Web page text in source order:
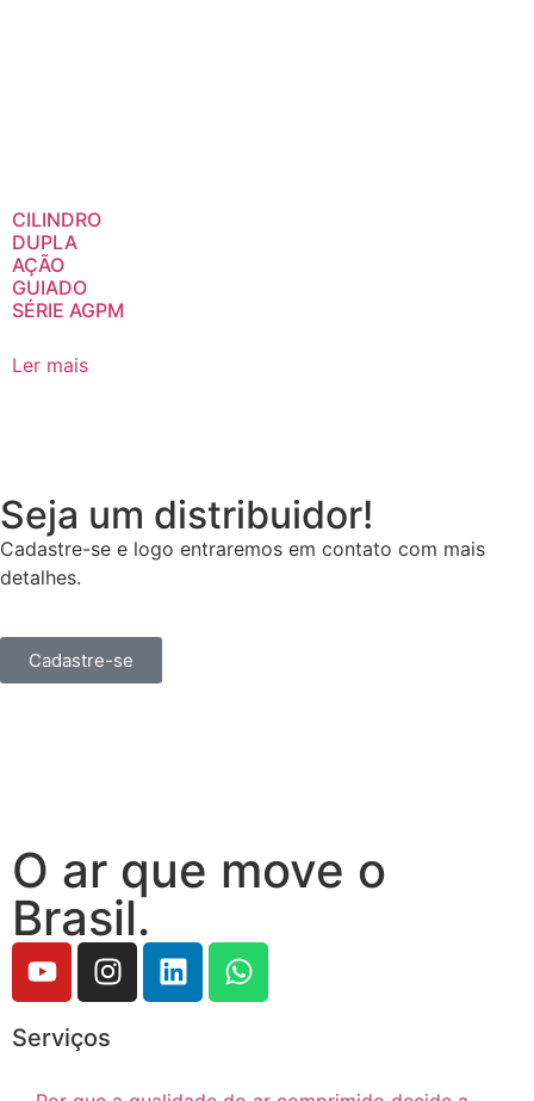
CILINDRO
DUPLA
AÇÃO
GUIADO
SÉRIE AGPM
Ler mais
Seja um distribuidor!
Cadastre-se e logo entraremos em contato com mais
detalhes.
Cadastre-se
O ar que move o
Brasil.
Serviços